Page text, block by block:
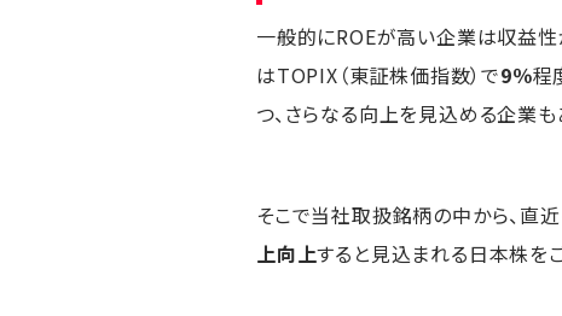
一般的にROEが高い企業は収益性
はTOPIX（東証株価指数）で9％程
つ、さらなる向上を見込める企業も
そこで当社取扱銘柄の中から、直
上向上すると見込まれる日本株を